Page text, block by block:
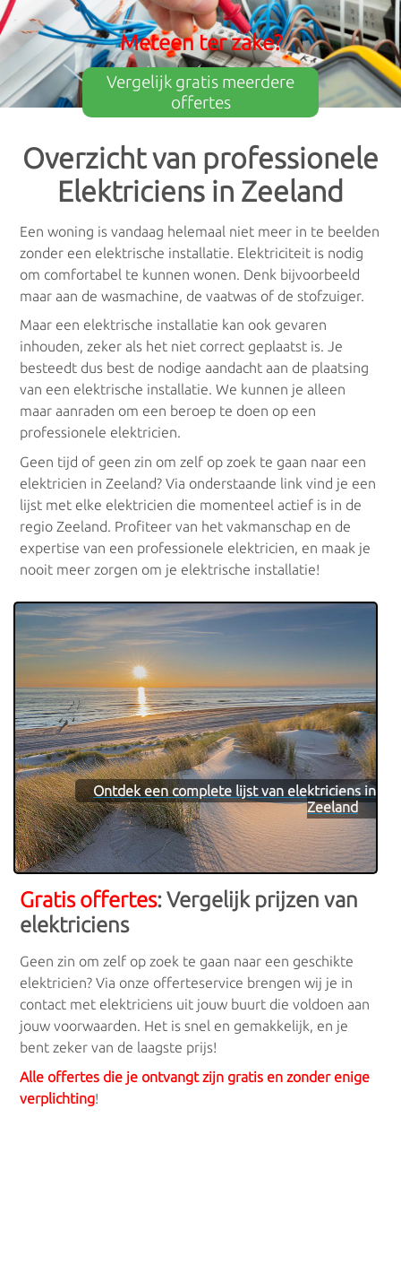
×
Meest gelezen
Stopcontact plaatsen en aansluiten: hoe ga je te werk?
NEN 3140 keuringvan uw elektrische installatie: wat,
waarom, wanneer en hoe?
Eenenergiebocht laten plaatsen : Waarop moet je allemaal
letten?
Wat is de gemiddelde prijs voor elektriciteit? Hoe evolueert
Eenelektrische keuringlaten uitvoeren? Wat komt er
allemaal bij kijken?
Elektrische installatie
Zekeringkast plaatsen? Welke kopen, en waarop letten bij
plaatsing?
Aansluiting elektriciteitop het distributienetwerk: hoe ga je
te werk?
Eendraadschema tekenen: zelf maken of laten opstellen
door een elektricien?
Differentieelschakelaaraansluiten op zekeringkast: hoe ga
je te werk?
Elektriciteitskastkopen, vernieuwen of aansluiten? Ontdek
de beste tips!
Elektriciens in uw regio
Elektriciens in Zuid-Holland
Elektriciens in Noord-Holland
Elektriciens in Noord-Brabant
Elektriciens in Gelderland
Elektriciens in Overijssel
Elektriciens in Limburg
×
Gratis offertes: Vergelijk prijzen van
elektriciens
Op zoek naar een elektricien die je kan helpen bij het uitvoeren van
elektriciteitswerken? Wij kunnen je helpen bij jouw zoektocht. Via
ons offerteformulier vraag je in één klap gratis offertes aan bij
offerte op maat voor, die je rustig kan vergelijken.
Alle offertes die je ontvangt zijn gratis en zonder enige verplichting
Meteen ter zake?
Vergelijk gratis meerdere
offertes
Overzicht van professionele
Elektriciens in Zeeland
Een woning is vandaag helemaal niet meer in te beelden
zonder een elektrische installatie. Elektriciteit is nodig
om comfortabel te kunnen wonen. Denk bijvoorbeeld
maar aan de wasmachine, de vaatwas of de stofzuiger.
Maar een elektrische installatie kan ook gevaren
inhouden, zeker als het niet correct geplaatst is. Je
besteedt dus best de nodige aandacht aan de plaatsing
van een elektrische installatie. We kunnen je alleen
maar aanraden om een beroep te doen op een
professionele elektricien.
Geen tijd of geen zin om zelf op zoek te gaan naar een
elektricien in Zeeland? Via onderstaande link vind je een
lijst met elke elektricien die momenteel actief is in de
regio Zeeland. Profiteer van het vakmanschap en de
expertise van een professionele elektricien, en maak je
nooit meer zorgen om je elektrische installatie!
Ontdek een complete lijst van elektriciens in
Zeeland
Gratis offertes: Vergelijk prijzen van
elektriciens
Geen zin om zelf op zoek te gaan naar een geschikte
elektricien? Via onze offerteservice brengen wij je in
contact met elektriciens uit jouw buurt die voldoen aan
jouw voorwaarden. Het is snel en gemakkelijk, en je
bent zeker van de laagste prijs!
Alle offertes die je ontvangt zijn gratis en zonder enige
verplichting!